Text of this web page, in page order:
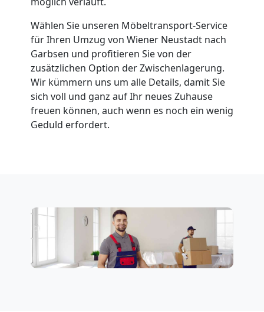
Wählen Sie unseren Möbeltransport-Service
für Ihren Umzug von Wiener Neustadt nach
Garbsen und profitieren Sie von der
zusätzlichen Option der Zwischenlagerung.
Wir kümmern uns um alle Details, damit Sie
sich voll und ganz auf Ihr neues Zuhause
freuen können, auch wenn es noch ein wenig
Geduld erfordert.
Anfrage
Möbeltransport
National
Beiladung
National